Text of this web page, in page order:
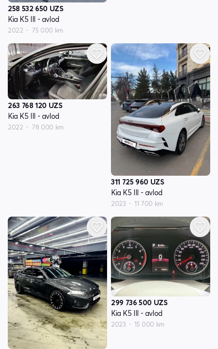
258 532 650 UZS
Kia K5 III - avlod
2022 75 000 km
263 768 120 UZS
Kia K5 III - avlod
2022 78 000 km
311 725 960 UZS
Kia K5 III - avlod
2023 11 700 km
299 736 500 UZS
Kia K5 III - avlod
2023 15 000 km